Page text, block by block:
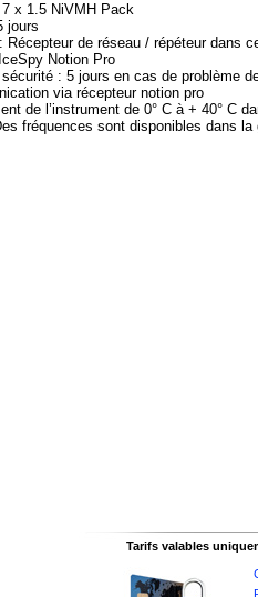
x 1.5 NiVMH Pack
jours
Récepteur de réseau / répéteur dans
Notion Pro
: 5 jours en cas de problème
via récepteur notion pro
de l’instrument de 0° C à + 40° C
fréquences sont disponibles dans
Tarifs valables